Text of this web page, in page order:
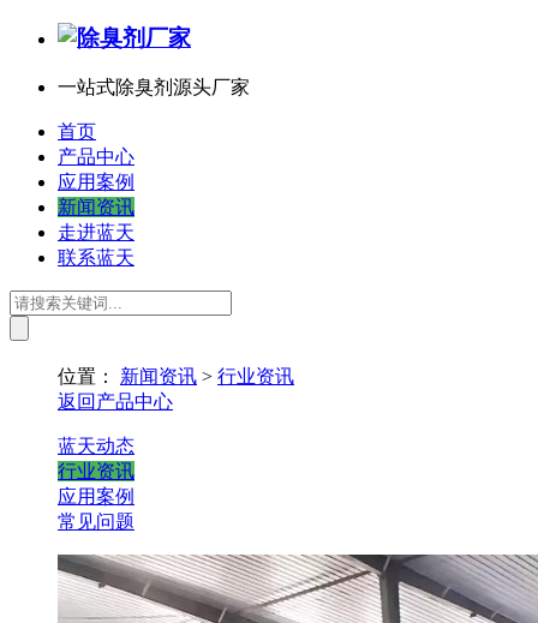
一站式除臭剂源头厂家
首页
产品中心
应用案例
新闻资讯
走进蓝天
联系蓝天
位置： 新闻资讯 > 行业资讯
返回产品中心
蓝天动态
行业资讯
应用案例
常见问题